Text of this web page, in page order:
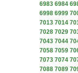
6983 6984
6998 6999
7013 7014
7028 7029
7043 7044
7058 7059
7073 7074
7088 7089